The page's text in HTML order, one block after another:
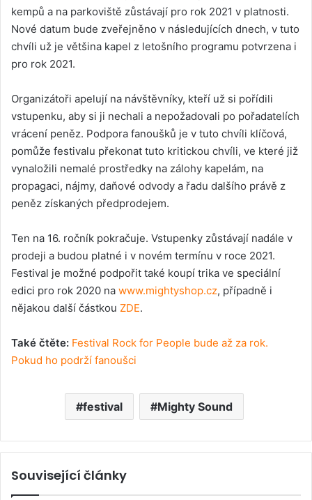
kempů a na parkoviště zůstávají pro rok 2021 v platnosti.
Nové datum bude zveřejněno v následujících dnech, v tuto
chvíli už je většina kapel z letošního programu potvrzena i
pro rok 2021.
Organizátoři apelují na návštěvníky, kteří už si pořídili
vstupenku, aby si ji nechali a nepožadovali po pořadatelích
vrácení peněz. Podpora fanoušků je v tuto chvíli klíčová,
pomůže festivalu překonat tuto kritickou chvíli, ve které již
vynaložili nemalé prostředky na zálohy kapelám, na
propagaci, nájmy, daňové odvody a řadu dalšího právě z
peněz získaných předprodejem.
Ten na 16. ročník pokračuje. Vstupenky zůstávají nadále v
prodeji a budou platné i v novém termínu v roce 2021.
Festival je možné podpořit také koupí trika ve speciální
edici pro rok 2020 na www.mightyshop.cz, případně i
nějakou další částkou ZDE.
Také čtěte: Festival Rock for People bude až za rok.
Pokud ho podrží fanoušci
festival Mighty Sound
Související články